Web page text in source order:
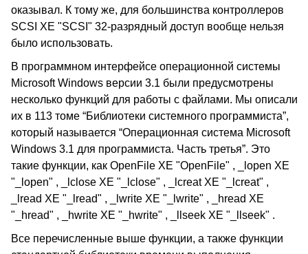
оказывал. К тому же, для большинства контроллеров
SCSI XE "SCSI" 32-разрядный доступ вообще нельзя
было использовать.
В программном интерфейсе операционной системы
Microsoft Windows версии 3.1 были предусмотрены
несколько функций для работы с файлами. Мы описали
их в 113 томе “Библиотеки системного программиста”,
который называется “Операционная система Microsoft
Windows 3.1 для программиста. Часть третья”. Это
такие функции, как OpenFile XE "OpenFile" , _lopen XE
"_lopen" , _lclose XE "_lclose" , _lcreat XE "_lcreat" ,
_lread XE "_lread" , _lwrite XE "_lwrite" , _hread XE
"_hread" , _hwrite XE "_hwrite" , _llseek XE "_llseek" .
Все перечисленные выше функции, а также функции